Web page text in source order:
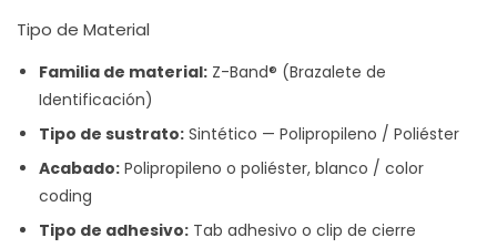
Tipo de Material
Familia de material: Z-Band® (Brazalete de
Identificación)
Tipo de sustrato: Sintético — Polipropileno / Poliéster
Acabado: Polipropileno o poliéster, blanco / color
coding
Tipo de adhesivo: Tab adhesivo o clip de cierre